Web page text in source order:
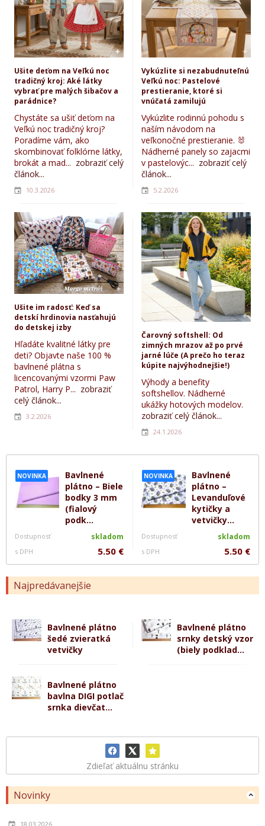
NOVINKA
Bavlnené
plátno – Biele
bodky 3 mm
(fialový
podk...
Dostupnosť skladom
s DPH 5.50 €
NOVINKA
Bavlnené
plátno –
Levanduľové
kytičky a
vetvičky...
Dostupnosť skladom
s DPH 5.50 €
Najpredávanejšie
Bavlnené plátno
šedé zvieratká
vetvičky
Bavlnené plátno
srnky detský vzor
(biely podklad...
Bavlnené plátno
bavlna DIGI potlač
srnka dievčat...
Zdieľať aktuálnu stránku
Novinky
18.03.2026
Ušite deťom na Veľkú noc
tradičný kroj: Aké látky
vybrať pre malých šibačov a
parádnice?
Chystáte sa ušiť deťom na
Veľkú noc tradičný kroj?
Poradíme vám, ako
skombinovať folklórne látky,
brokát a mad... zobraziť celý
článok...
10.3.2026
Vykúzlite si nezabudnuteľnú
Veľkú noc: Pastelové
prestieranie, ktoré si
vnúčatá zamilujú
Vykúzlite rodinnú pohodu s
naším návodom na
veľkonočné prestieranie. 🐰
Nádherné panely so zajacmi
v pastelovýc... zobraziť celý
článok...
5.2.2026
Ušite im radosť: Keď sa
detskí hrdinovia nasťahujú
do detskej izby
Hľadáte kvalitné látky pre
deti? Objavte naše 100 %
bavlnené plátna s
licencovanými vzormi Paw
Patrol, Harry P... zobraziť
celý článok...
3.2.2026
Čarovný softshell: Od
zimných mrazov až po prvé
jarné lúče (A prečo ho teraz
kúpite najvýhodnejšie!)
Výhody a benefity
softshellov. Nádherné
ukážky hotových modelov.
zobraziť celý článok...
24.1.2026